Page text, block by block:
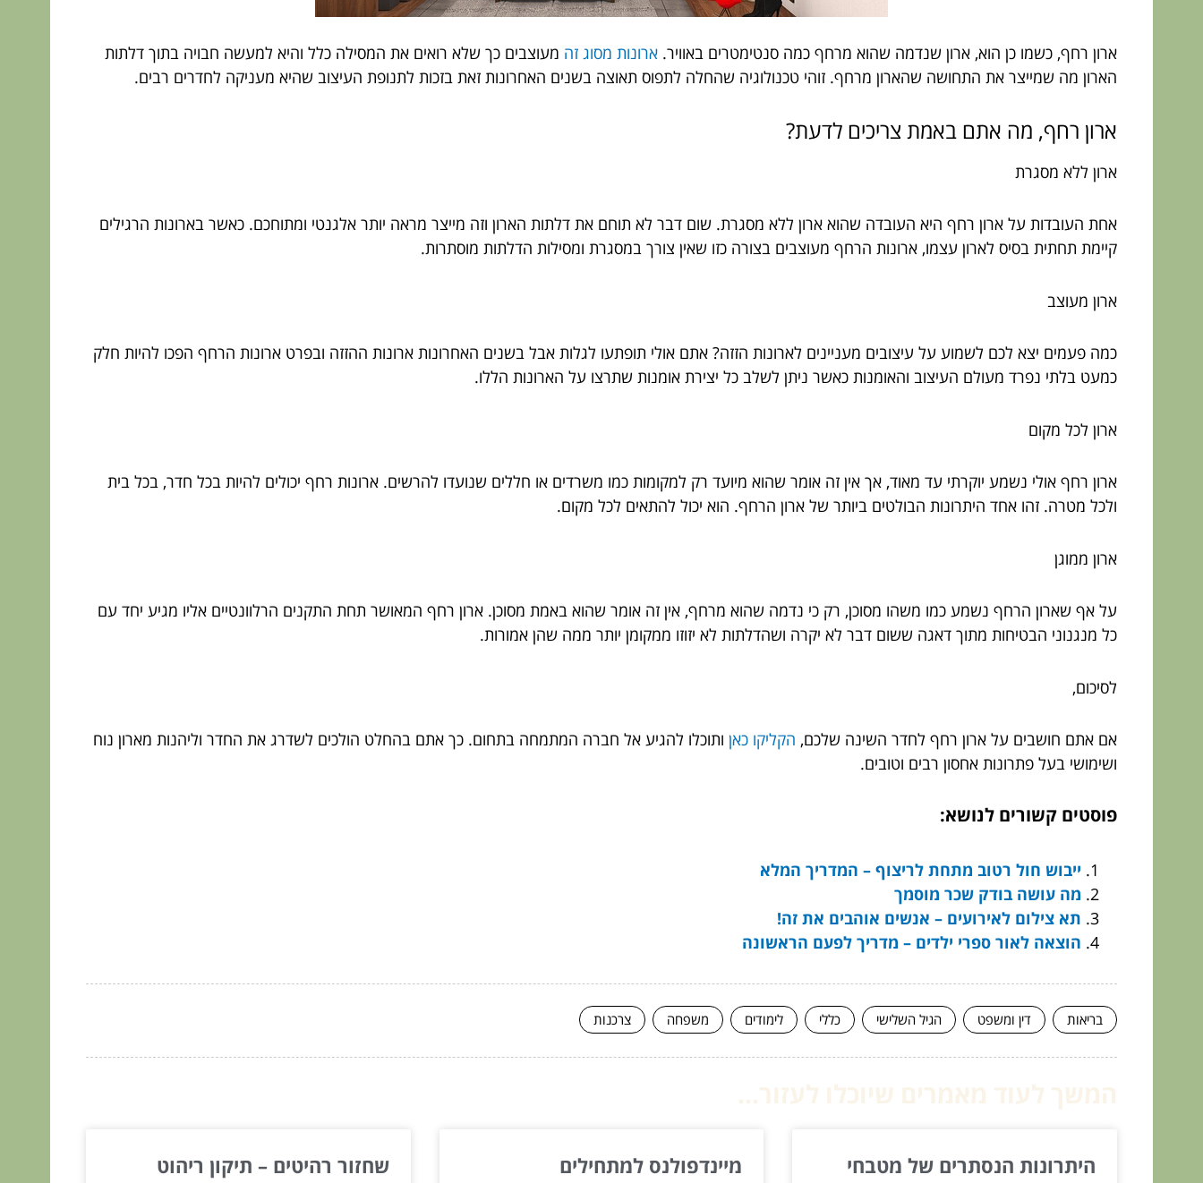
ארון רחף, כשמו כן הוא, ארון שנדמה שהוא מרחף כמה סנטימטרים באוויר. ארונות מסוג זה מעוצבים כך שלא רואים את המסילה כלל והיא למעשה חבויה בתוך דלתות
הארון מה שמייצר את התחושה שהארון מרחף. זוהי טכנולוגיה שהחלה לתפוס תאוצה בשנים האחרונות זאת בזכות לתנופת העיצוב שהיא מעניקה לחדרים רבים.
ארון רחף, מה אתם באמת צריכים לדעת?
ארון ללא מסגרת
אחת העובדות על ארון רחף היא העובדה שהוא ארון ללא מסגרת. שום דבר לא תוחם את דלתות הארון וזה מייצר מראה יותר אלגנטי ומתוחכם. כאשר בארונות הרגילים
קיימת תחתית בסיס לארון עצמו, ארונות הרחף מעוצבים בצורה כזו שאין צורך במסגרת ומסילות הדלתות מוסתרות.
ארון מעוצב
כמה פעמים יצא לכם לשמוע על עיצובים מעניינים לארונות הזזה? אתם אולי תופתעו לגלות אבל בשנים האחרונות ארונות ההזזה ובפרט ארונות הרחף הפכו להיות חלק
כמעט בלתי נפרד מעולם העיצוב והאומנות כאשר ניתן לשלב כל יצירת אומנות שתרצו על הארונות הללו.
ארון לכל מקום
ארון רחף אולי נשמע יוקרתי עד מאוד, אך אין זה אומר שהוא מיועד רק למקומות כמו משרדים או חללים שנועדו להרשים. ארונות רחף יכולים להיות בכל חדר, בכל בית
ולכל מטרה. זהו אחד היתרונות הבולטים ביותר של ארון הרחף. הוא יכול להתאים לכל מקום.
ארון ממוגן
על אף שארון הרחף נשמע כמו משהו מסוכן, רק כי נדמה שהוא מרחף, אין זה אומר שהוא באמת מסוכן. ארון רחף המאושר תחת התקנים הרלוונטיים אליו מגיע יחד עם
כל מנגנוני הבטיחות מתוך דאגה ששום דבר לא יקרה ושהדלתות לא יזוזו ממקומן יותר ממה שהן אמורות.
לסיכום,
אם אתם חושבים על ארון רחף לחדר השינה שלכם, הקליקו כאן ותוכלו להגיע אל חברה המתמחה בתחום. כך אתם בהחלט הולכים לשדרג את החדר וליהנות מארון נוח
ושימושי בעל פתרונות אחסון רבים וטובים.
פוסטים קשורים לנושא:
ייבוש חול רטוב מתחת לריצוף – המדריך המלא
מה עושה בודק שכר מוסמך
תא צילום לאירועים – אנשים אוהבים את זה!
הוצאה לאור ספרי ילדים – מדריך לפעם הראשונה
בריאות דין ומשפט הגיל השלישי כללי לימודים משפחה צרכנות
היתרונות הנסתרים של מטבחי
מיינדפולנס למתחילים
שחזור רהיטים – תיקון ריהוט